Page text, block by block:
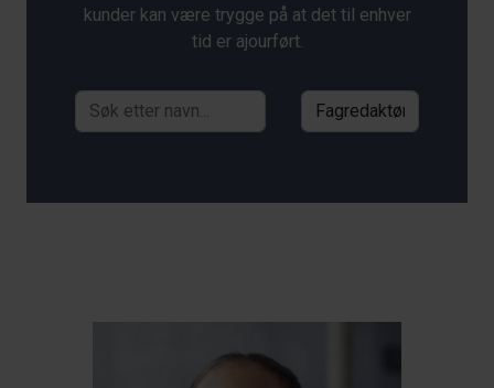
kunder kan være trygge på at det til enhver
tid er ajourført.